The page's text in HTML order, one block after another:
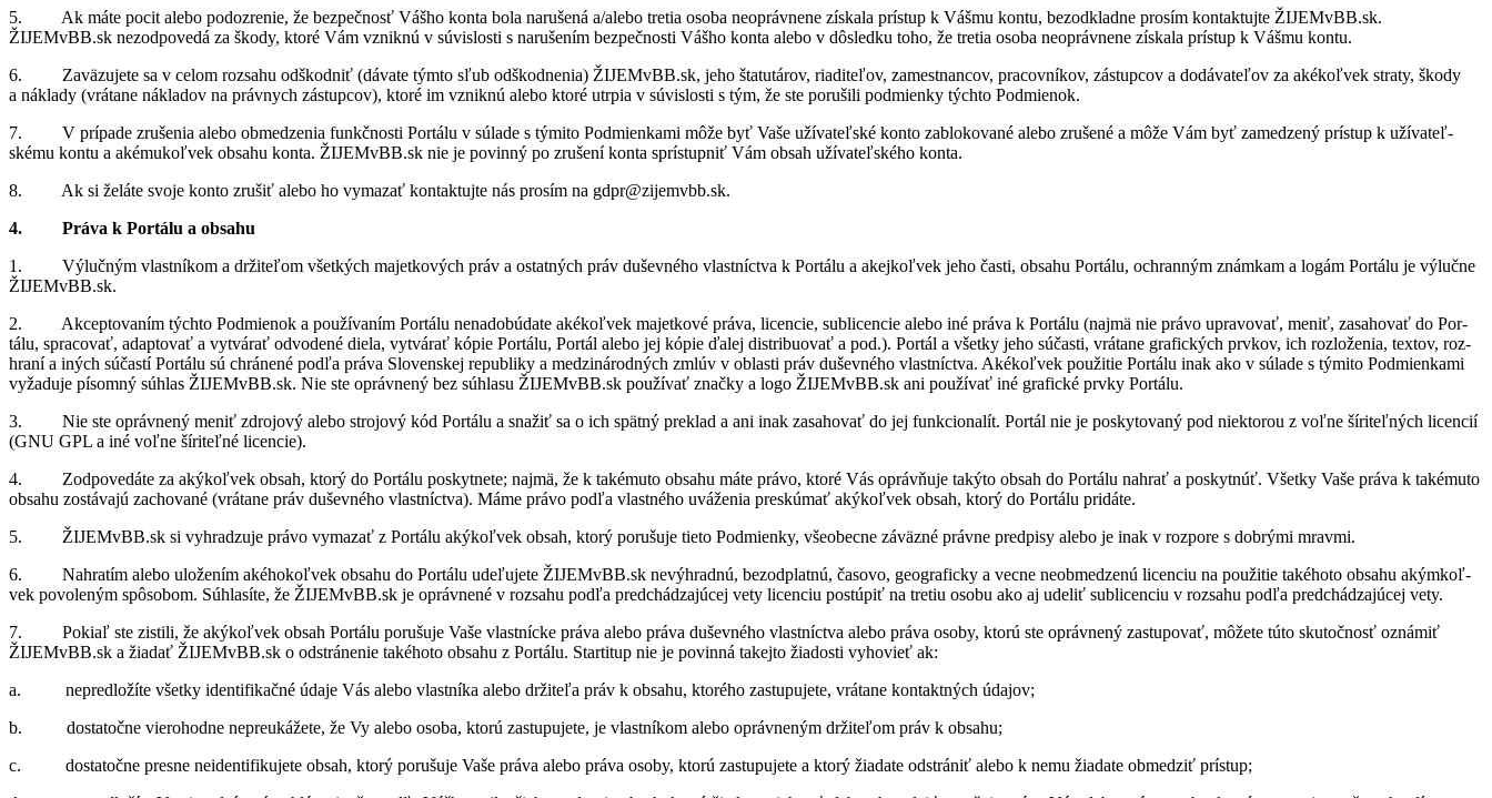
5. Ak máte po­cit alebo po­doz­re­nie, že bez­peč­nosť Vášho konta bola na­ru­šená a/alebo tre­tia osoba ne­o­práv­nene zís­kala prí­stup k Vášmu kontu, be­z­od­kladne pro­sím kon­tak­tujte ŽIJEMvBB.sk.
ŽIJEMvBB.sk ne­zod­po­vedá za škody, ktoré Vám vzniknú v sú­vis­losti s na­ru­še­ním bez­peč­nosti Vášho konta alebo v dô­sledku toho, že tre­tia osoba ne­o­práv­nene zís­kala prí­stup k Vášmu kontu.
6. Za­vä­zu­jete sa v ce­lom roz­sahu od­škod­niť (dá­vate týmto sľub od­škod­ne­nia) ŽIJEMvBB.sk, jeho šta­tu­tá­rov, ria­di­te­ľov, za­mest­nan­cov, pra­cov­ní­kov, zá­stup­cov a do­dá­va­te­ľov za aké­koľ­vek straty, škody
a ná­klady (vrá­tane ná­kla­dov na práv­nych zá­stup­cov), ktoré im vzniknú alebo ktoré utr­pia v sú­vis­losti s tým, že ste po­ru­šili pod­mienky týchto Pod­mie­nok.
7. V prí­pade zru­še­nia alebo ob­me­dze­nia funkč­nosti Por­tálu v sú­lade s tý­mito Pod­mien­kami môže byť Vaše uží­va­teľ­ské konto za­blo­ko­vané alebo zru­šené a môže Vám byť za­me­dzený prí­stup k uží­va­teľ­
skému kontu a aké­mu­koľ­vek ob­sahu konta. ŽIJEMvBB.sk nie je po­vinný po zru­šení konta sprí­stup­niť Vám ob­sah uží­va­teľ­ského konta.
8. Ak si že­láte svoje konto zru­šiť alebo ho vy­ma­zať kon­tak­tujte nás pro­sím na gdpr@zijemvbb.sk.
4. Práva k Por­tálu a ob­sahu
1. Vý­luč­ným vlast­ní­kom a dr­ži­te­ľom všet­kých ma­jet­ko­vých práv a os­tat­ných práv du­šev­ného vlast­níc­tva k Por­tálu a akej­koľ­vek jeho časti, ob­sahu Por­tálu, ochran­ným znám­kam a lo­gám Por­tálu je vý­lučne
ŽIJEMvBB.sk.
2. Ak­cep­to­va­ním týchto Pod­mie­nok a po­u­ží­va­ním Por­tálu ne­na­do­bú­date aké­koľ­vek ma­jet­kové práva, li­cen­cie, sub­li­cen­cie alebo iné práva k Por­tálu (najmä nie právo upra­vo­vať, me­niť, za­sa­ho­vať do Por­
tálu, spra­co­vať, adap­to­vať a vy­tvá­rať od­vo­dené diela, vy­tvá­rať kó­pie Por­tálu, Por­tál alebo jej kó­pie ďa­lej dis­tri­bu­ovať a pod.). Por­tál a všetky jeho sú­časti, vrá­tane gra­fic­kých prv­kov, ich roz­lo­že­nia, tex­tov, ro­z­
hraní a iných sú­častí Por­tálu sú chrá­nené podľa práva Slo­ven­skej re­pub­liky a me­dzi­ná­rod­ných zmlúv v ob­lasti práv du­šev­ného vlast­níc­tva. Aké­koľ­vek po­u­ži­tie Por­tálu inak ako v sú­lade s tý­mito Pod­mien­kami
vy­ža­duje pí­somný sú­hlas ŽIJEMvBB.sk. Nie ste opráv­nený bez sú­hlasu ŽIJEMvBB.sk po­u­ží­vať značky a logo ŽIJEMvBB.sk ani po­u­ží­vať iné gra­fické prvky Por­tálu.
3. Nie ste opráv­nený me­niť zdro­jový alebo stro­jový kód Por­tálu a sna­žiť sa o ich spätný pre­klad a ani inak za­sa­ho­vať do jej fun­kci­ona­lít. Por­tál nie je po­sky­to­vaný pod nie­kto­rou z voľne ší­ri­teľ­ných li­cen­cií
(GNU GPL a iné voľne ší­ri­teľné li­cen­cie).
4. Zod­po­ve­dáte za aký­koľ­vek ob­sah, ktorý do Por­tálu po­skyt­nete; najmä, že k ta­ké­muto ob­sahu máte právo, ktoré Vás opráv­ňuje ta­kýto ob­sah do Por­tálu na­hrať a po­skyt­núť. Všetky Vaše práva k ta­ké­muto
ob­sahu zo­stá­vajú za­cho­vané (vrá­tane práv du­šev­ného vlast­níc­tva). Máme právo podľa vlast­ného uvá­že­nia pre­skú­mať aký­koľ­vek ob­sah, ktorý do Por­tálu pri­dáte.
5. ŽIJEMvBB.sk si vy­hra­dzuje právo vy­ma­zať z Por­tálu aký­koľ­vek ob­sah, ktorý po­ru­šuje tieto Pod­mienky, vše­obecne zá­väzné právne pred­pisy alebo je inak v roz­pore s dob­rými mravmi.
6. Na­hra­tím alebo ulo­že­ním aké­ho­koľ­vek ob­sahu do Por­tálu ude­ľu­jete ŽIJEMvBB.sk ne­výh­radnú, be­z­od­platnú, ča­sovo, geo­gra­ficky a vecne ne­ob­me­dzenú li­cen­ciu na po­u­ži­tie ta­ké­hoto ob­sahu akým­koľ­
vek po­vo­le­ným spô­so­bom. Sú­hla­síte, že ŽIJEMvBB.sk je opráv­nené v roz­sahu podľa pred­chá­dza­jú­cej vety li­cen­ciu po­stú­piť na tre­tiu osobu ako aj ude­liť sub­li­cen­ciu v roz­sahu podľa pred­chá­dza­jú­cej vety.
7. Po­kiaľ ste zis­tili, že aký­koľ­vek ob­sah Por­tálu po­ru­šuje Vaše vlast­nícke práva alebo práva du­šev­ného vlast­níc­tva alebo práva osoby, ktorú ste opráv­nený za­stu­po­vať, mô­žete túto sku­toč­nosť ozná­miť
ŽIJEMvBB.sk a žia­dať ŽIJEMvBB.sk o od­strá­ne­nie ta­ké­hoto ob­sahu z Por­tálu. Star­ti­tup nie je po­vinná ta­kejto žia­dosti vy­ho­vieť ak:
a. ne­pred­lo­žíte všetky iden­ti­fi­kačné údaje Vás alebo vlast­níka alebo dr­ži­teľa práv k ob­sahu, kto­rého za­stu­pu­jete, vrá­tane kon­takt­ných úda­jov;
b. do­sta­točne vie­ro­hodne ne­pre­uká­žete, že Vy alebo osoba, ktorú za­stu­pu­jete, je vlast­ní­kom alebo opráv­ne­ným dr­ži­te­ľom práv k ob­sahu;
c. do­sta­točne presne ne­iden­ti­fi­ku­jete ob­sah, ktorý po­ru­šuje Vaše práva alebo práva osoby, ktorú za­stu­pu­jete a ktorý žia­date od­strá­niť alebo k nemu žia­date ob­me­dziť prí­stup;